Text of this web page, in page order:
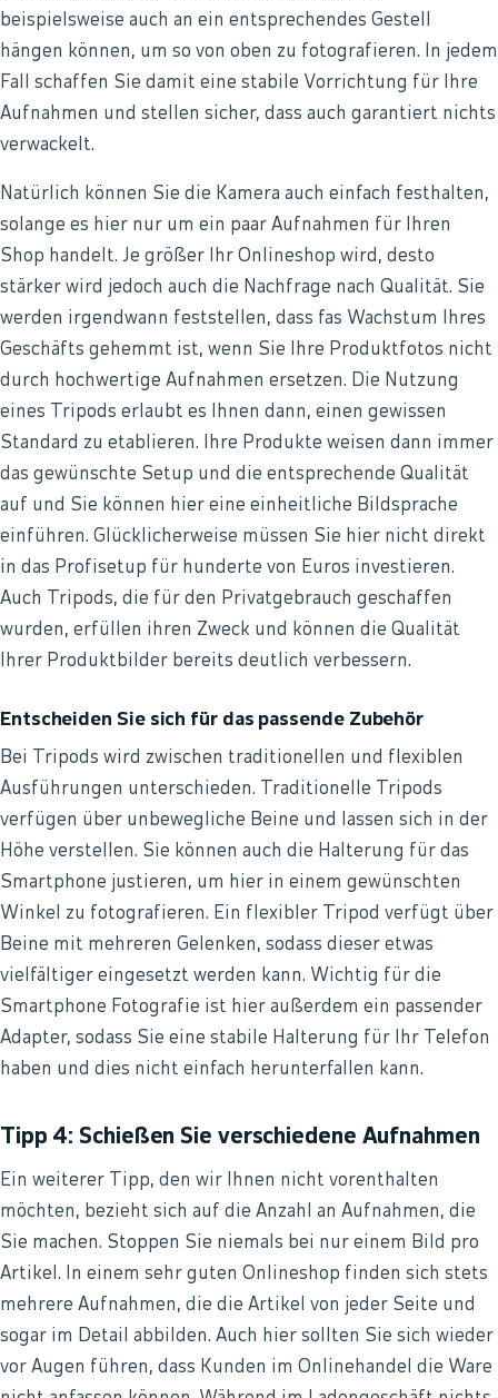
beispielsweise auch an ein entsprechendes Gestell
hängen können, um so von oben zu fotografieren. In jedem
Fall schaffen Sie damit eine stabile Vorrichtung für Ihre
Aufnahmen und stellen sicher, dass auch garantiert nichts
verwackelt.
Natürlich können Sie die Kamera auch einfach festhalten,
solange es hier nur um ein paar Aufnahmen für Ihren
Shop handelt. Je größer Ihr Onlineshop wird, desto
stärker wird jedoch auch die Nachfrage nach Qualität. Sie
werden irgendwann feststellen, dass fas Wachstum Ihres
Geschäfts gehemmt ist, wenn Sie Ihre Produktfotos nicht
durch hochwertige Aufnahmen ersetzen. Die Nutzung
eines Tripods erlaubt es Ihnen dann, einen gewissen
Standard zu etablieren. Ihre Produkte weisen dann immer
das gewünschte Setup und die entsprechende Qualität
auf und Sie können hier eine einheitliche Bildsprache
einführen. Glücklicherweise müssen Sie hier nicht direkt
in das Profisetup für hunderte von Euros investieren.
Auch Tripods, die für den Privatgebrauch geschaffen
wurden, erfüllen ihren Zweck und können die Qualität
Ihrer Produktbilder bereits deutlich verbessern.
Entscheiden Sie sich für das passende Zubehör
Bei Tripods wird zwischen traditionellen und flexiblen
Ausführungen unterschieden. Traditionelle Tripods
verfügen über unbewegliche Beine und lassen sich in der
Höhe verstellen. Sie können auch die Halterung für das
Smartphone justieren, um hier in einem gewünschten
Winkel zu fotografieren. Ein flexibler Tripod verfügt über
Beine mit mehreren Gelenken, sodass dieser etwas
vielfältiger eingesetzt werden kann. Wichtig für die
Smartphone Fotografie ist hier außerdem ein passender
Adapter, sodass Sie eine stabile Halterung für Ihr Telefon
haben und dies nicht einfach herunterfallen kann.
Tipp 4: Schießen Sie verschiedene Aufnahmen
Ein weiterer Tipp, den wir Ihnen nicht vorenthalten
möchten, bezieht sich auf die Anzahl an Aufnahmen, die
Sie machen. Stoppen Sie niemals bei nur einem Bild pro
Artikel. In einem sehr guten Onlineshop finden sich stets
mehrere Aufnahmen, die die Artikel von jeder Seite und
sogar im Detail abbilden. Auch hier sollten Sie sich wieder
vor Augen führen, dass Kunden im Onlinehandel die Ware